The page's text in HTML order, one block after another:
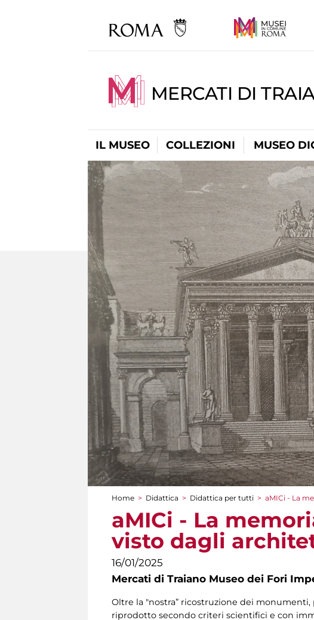
MERCATI DI
IL MUSEO COLLEZIONI MUSEO
Tu sei qui
Home > Didattica > Didattica per tutti > aMICi - La
aMICi - La
visto dagli
16/01/2025
Mercati di Traiano Museo dei Fori
Oltre la "nostra” ricostruzione dei
riprodotto secondo criteri scientifici e con